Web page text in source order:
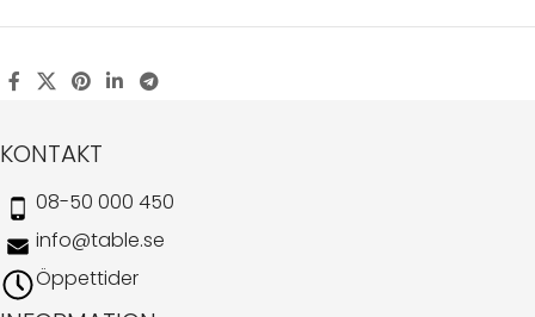
KONTAKT
08-50 000 450
info@table.se
Öppettider